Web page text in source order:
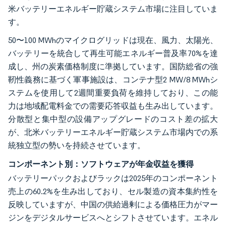
米バッテリーエネルギー貯蔵システム市場に注目していま
す。
50〜100 MWhのマイクログリッドは現在、風力、太陽光、
バッテリーを統合して再生可能エネルギー普及率70%を達
成し、州の炭素価格制度に準拠しています。国防総省の強
靭性義務に基づく軍事施設は、コンテナ型2 MW/8 MWhシ
ステムを使用して2週間重要負荷を維持しており、この能
力は地域配電料金での需要応答収益も生み出しています。
分散型と集中型の設備アップグレードのコスト差の拡大
が、北米バッテリーエネルギー貯蔵システム市場内での系
統独立型の勢いを持続させています。
コンポーネント別：ソフトウェアが年金収益を獲得
バッテリーパックおよびラックは2025年のコンポーネント
売上の60.2%を生み出しており、セル製造の資本集約性を
反映していますが、中国の供給過剰による価格圧力がマー
ジンをデジタルサービスへとシフトさせています。エネル